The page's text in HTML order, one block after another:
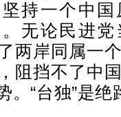
持一个中
无论民进
两岸同属一
阻挡不了中
。“台独”是绝